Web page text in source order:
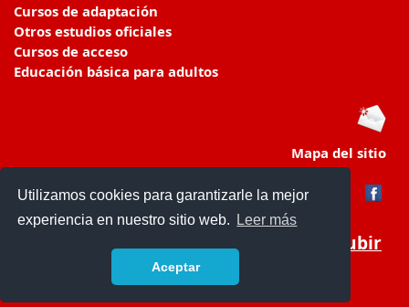
Utilizamos cookies para garantizarle la mejor
experiencia en nuestro sitio web.
Leer más
Aceptar
Cursos de adaptación
Otros estudios oficiales
Cursos de acceso
Educación básica para adultos
Mapa del sitio
Subir